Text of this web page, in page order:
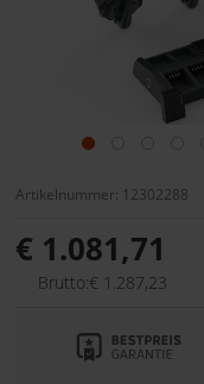
Artikelnummer: 12302288
€ 1.081,71
Brutto:€ 1.287,23